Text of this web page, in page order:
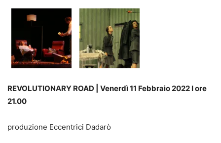
REVOLUTIONARY ROAD | Venerdì 11 Febbraio 2022 I ore
21.00
produzione Eccentrici Dadarò